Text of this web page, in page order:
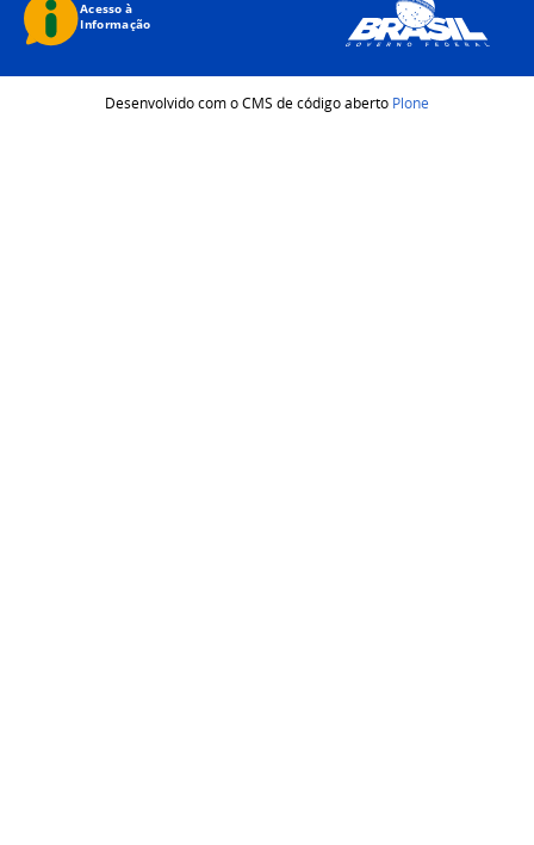
Desenvolvido com o CMS de código aberto Plone